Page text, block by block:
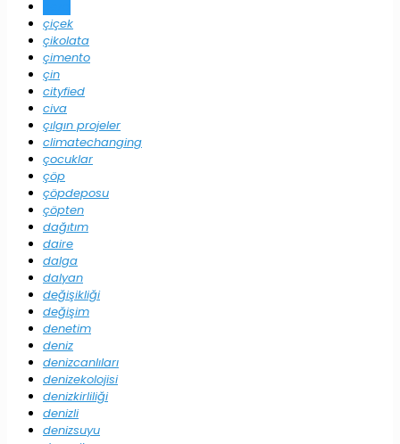
çiçek
çikolata
çimento
çin
cityfied
civa
çılgın projeler
climatechanging
çocuklar
çöp
çöpdeposu
çöpten
dağıtım
daire
dalga
dalyan
değişikliği
değişim
denetim
deniz
denizcanlıları
denizekolojisi
denizkirliliği
denizli
denizsuyu